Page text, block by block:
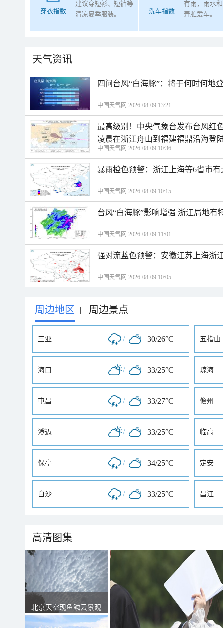
穿衣指数
建议穿短衫、短裤等
清凉夏季服装。
洗车指数
有雨，雨水
弄脏爱车。
天气资讯
四问台风“白海豚”：将于何时何地
中国天气网 2026-08-09 13:21
最高级别！中央气象台发布台风红
凌晨在浙江舟山到福建福鼎沿海登
中国天气网 2026-08-09 10:36
暴雨橙色预警：浙江上海等6省市
中国天气网 2026-08-09 10:15
台风“白海豚”影响增强 浙江局地有
中国天气网 2026-08-09 11:01
强对流蓝色预警：安徽江苏上海浙
中国天气网 2026-08-09 10:05
周边地区 | 周边景点
三亚 / 30/26°C 五指山
海口 / 33/25°C 琼海
屯昌 / 33/27°C 儋州
澄迈 / 33/25°C 临高
保亭 / 34/25°C 定安
白沙 / 33/25°C 昌江
高清图集
北京天空现鱼鳞云景观